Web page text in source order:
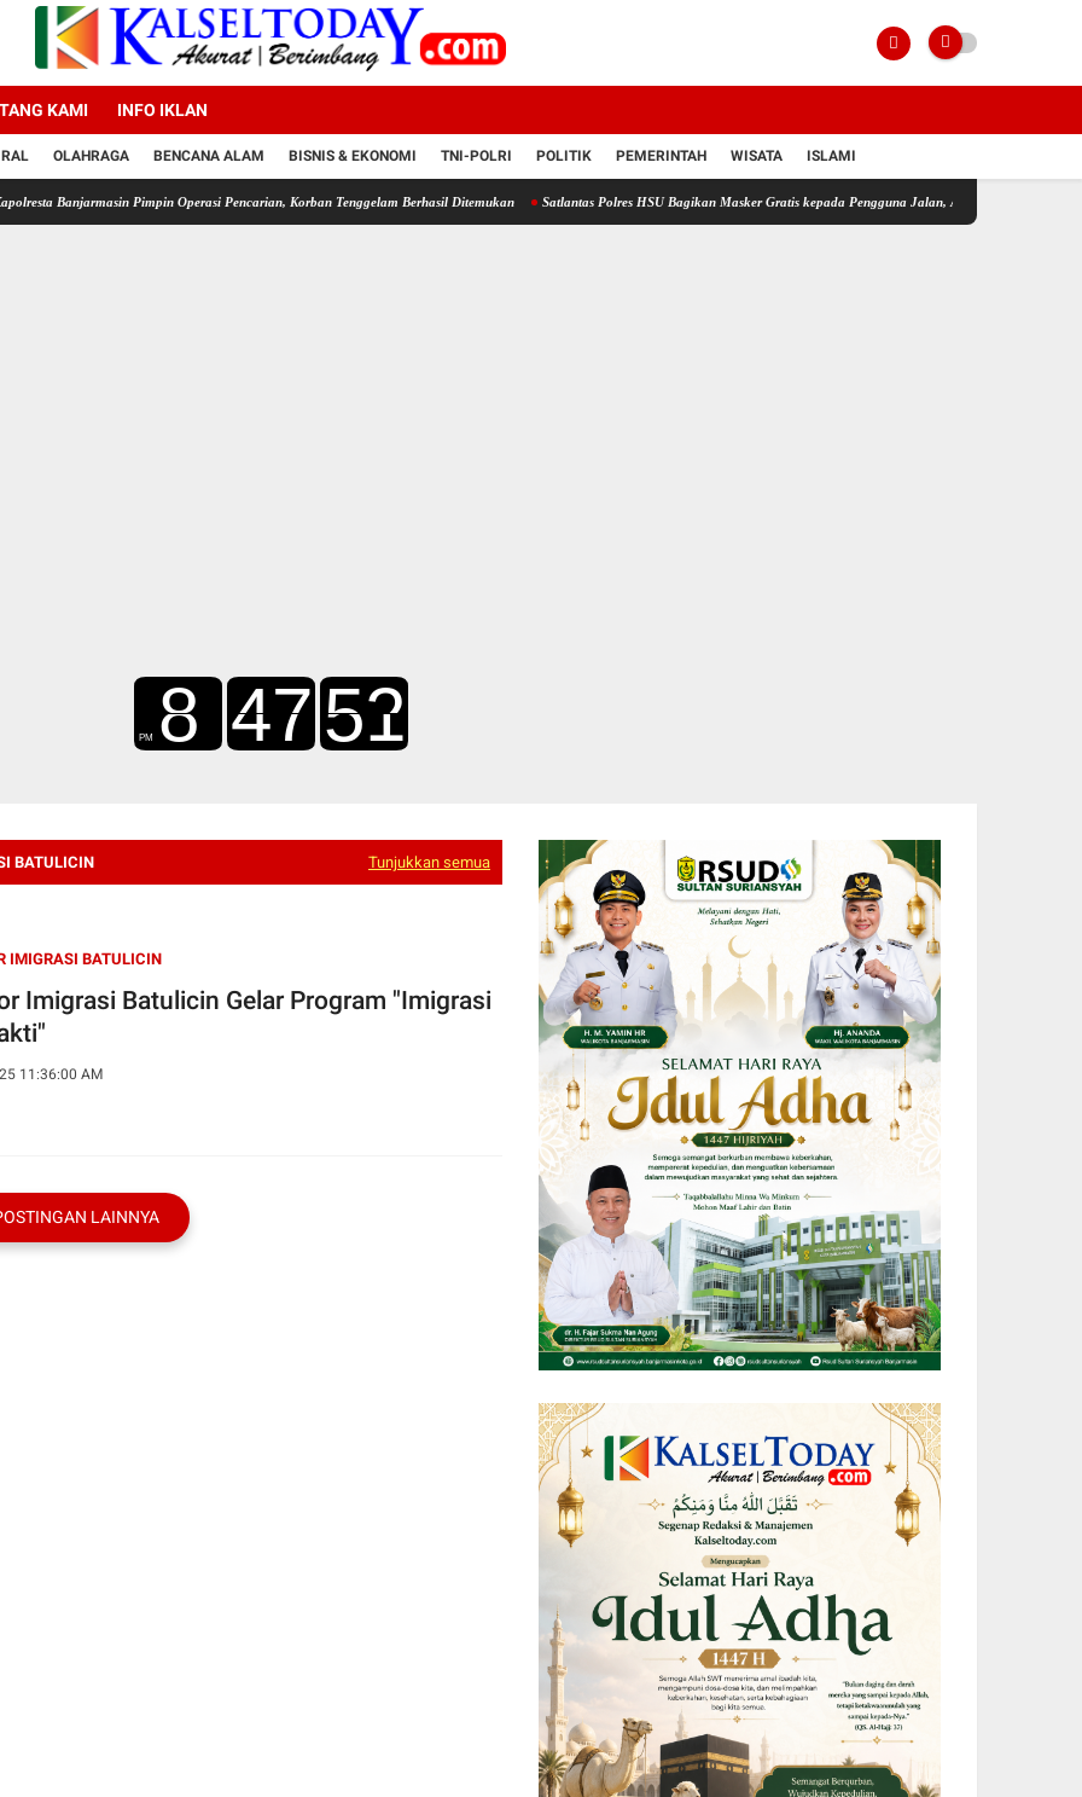
KAMI INFO IKLAN
OLAHRAGA BENCANA ALAM BISNIS & EKONOMI TNI-POLRI POLITIK PEMERINTAH WISATA ISLAMI
Pimpin Operasi Pencarian, Korban Tenggelam Berhasil Ditemukan Satlantas Polres HSU Bagikan Masker Gratis kepada Pengguna Jalan, Antisipasi Dampak Kabut Asap
BATULICIN Tunjukkan semua
IMIGRASI BATULICIN
Imigrasi Batulicin Gelar Program "Imigrasi
11:36:00 AM
LAINNYA